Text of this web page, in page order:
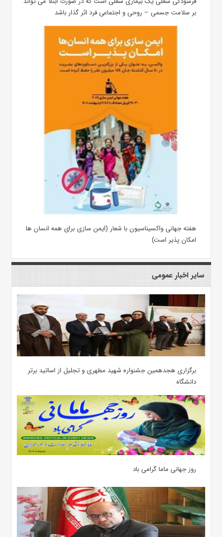
بر سلامت جسمی – روحی و اجتماعی فرد اثر گذار باشد
هفته جهانی واکسیناسیون با شعار (ایمن سازی برای همه انسان ها
امکان پذیر است)
سایر اخبار عمومی
برگزاری هجدهمین جشنواره شهید مطهری و تجلیل از اساتید برتر
دانشگاه
روز جهانی ماما گرامی باد